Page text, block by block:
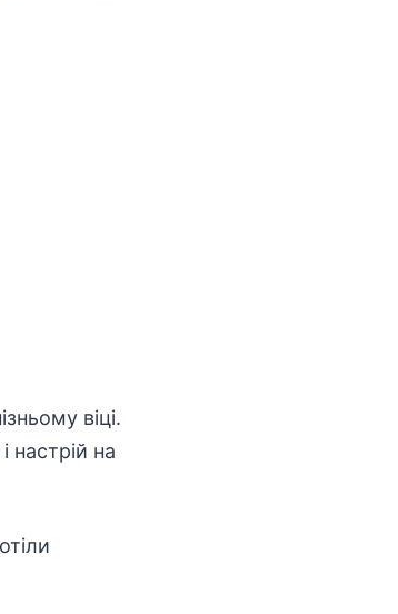
віці.
настрій на